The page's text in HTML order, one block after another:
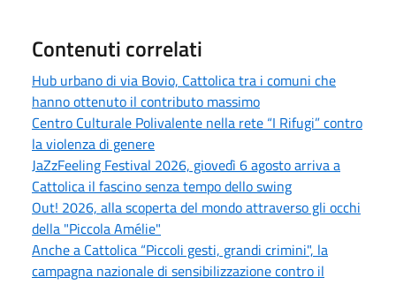
Contenuti correlati
Hub urbano di via Bovio, Cattolica tra i comuni che
hanno ottenuto il contributo massimo
Centro Culturale Polivalente nella rete “I Rifugi” contro
la violenza di genere
JaZzFeeling Festival 2026, giovedì 6 agosto arriva a
Cattolica il fascino senza tempo dello swing
Out! 2026, alla scoperta del mondo attraverso gli occhi
della "Piccola Amélie"
Anche a Cattolica “Piccoli gesti, grandi crimini", la
campagna nazionale di sensibilizzazione contro il